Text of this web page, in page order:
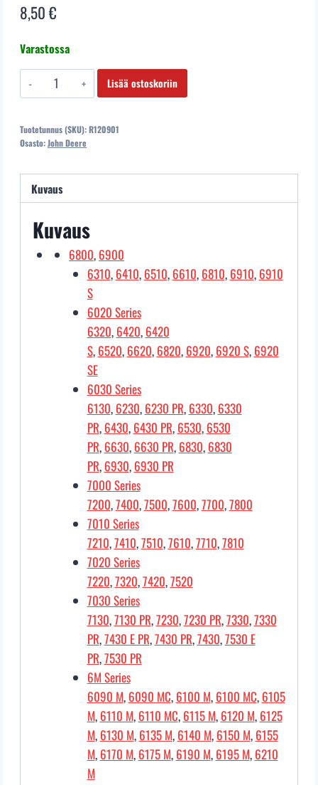
8,50€
Varastossa
R120901
Imuputki
määrä
Lisää ostoskoriin
Tuotetunnus (SKU):R120901
Osasto:John Deere
Kuvaus
Kuvaus
6800, 6900
6310, 6410, 6510, 6610, 6810, 6910, 6910
S
6020 Series
6320, 6420, 6420
S, 6520, 6620, 6820, 6920, 6920 S, 6920
SE
6030 Series
6130, 6230, 6230 PR, 6330, 6330
PR, 6430, 6430 PR, 6530, 6530
PR, 6630, 6630 PR, 6830, 6830
PR, 6930, 6930 PR
7000 Series
7200,7400,7500,7600,7700,7800
7010 Series
7210,7410,7510,7610,7710,7810
7020 Series
7220,7320,7420,7520
7030 Series
7130,7130 PR,7230,7230 PR,7330,7330
PR,7430 E PR,7430 PR,7430,7530 E
PR,7530 PR
6M Series
6090 M, 6090 MC, 6100 M, 6100 MC, 6105
M, 6110 M, 6110 MC, 6115 M, 6120 M, 6125
M, 6130 M, 6135 M, 6140 M, 6150 M, 6155
M, 6170 M, 6175 M, 6190 M, 6195 M, 6210
M